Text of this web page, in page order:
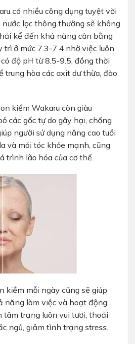
có nhiều công dụng tuyệt vời
lọc thông thường sẽ không
kể đến khả năng cân bằng
trì ở mức 7.3-7.4 nhờ việc luôn
độ pH từ 8.5-9.5, đồng thời
trung hòa các axit dư thừa, đào
kiềm Wakaru còn giàu
các gốc tự do gây hại, chống
người sử dụng nâng cao tuổi
và mái tóc khỏe mạnh, cũng
trình lão hóa của cơ thể.
kiềm mỗi ngày cũng sẽ giúp
năng làm việc và hoạt động
tâm trạng luôn vui tươi, thoải
ngủ, giảm tình trạng stress.